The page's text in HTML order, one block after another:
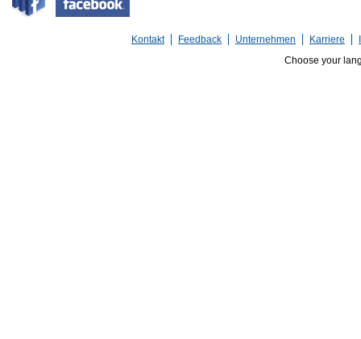
Kontakt Feedback Unternehmen Karriere
Choose your